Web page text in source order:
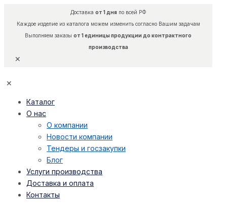
Доставка от 1 дняпо всей РФ
Каждое изделие из каталога можем изменить согласно Вашим задачам
Выполняем заказы от 1 единицы продукции до контрактного
производства
✕
✕
Каталог
О нас
О компании
Новости компании
Тендеры и госзакупки
Блог
Услуги производства
Доставка и оплата
Контакты